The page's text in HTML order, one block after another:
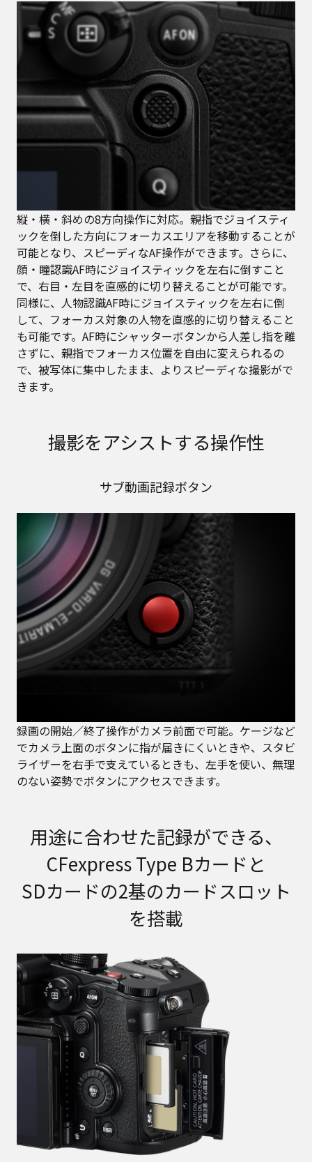
縦・横・斜めの8方向操作に対応。親指でジョイスティ
ックを倒した方向にフォーカスエリアを移動することが
可能となり、スピーディなAF操作ができます。さらに、
顔・瞳認識AF時にジョイスティックを左右に倒すこと
で、右目・左目を直感的に切り替えることが可能です。
同様に、人物認識AF時にジョイスティックを左右に倒
して、フォーカス対象の人物を直感的に切り替えること
も可能です。AF時にシャッターボタンから人差し指を離
さずに、親指でフォーカス位置を自由に変えられるの
で、被写体に集中したまま、よりスピーディな撮影がで
きます。
撮影をアシストする操作性
サブ動画記録ボタン
録画の開始／終了操作がカメラ前面で可能。ケージなど
でカメラ上面のボタンに指が届きにくいときや、スタビ
ライザーを右手で支えているときも、左手を使い、無理
のない姿勢でボタンにアクセスできます。
用途に合わせた記録ができる、
CFexpress Type Bカードと
SDカードの2基のカードスロット
を搭載